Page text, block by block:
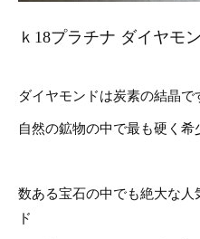
ｋ18プラチナ ダイヤモ
ダイヤモンドは炭素の結晶で
自然の鉱物の中で最も硬く希
数ある宝石の中でも絶大な
ド